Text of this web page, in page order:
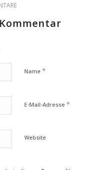
Name *
E-Mail-Adresse *
Website